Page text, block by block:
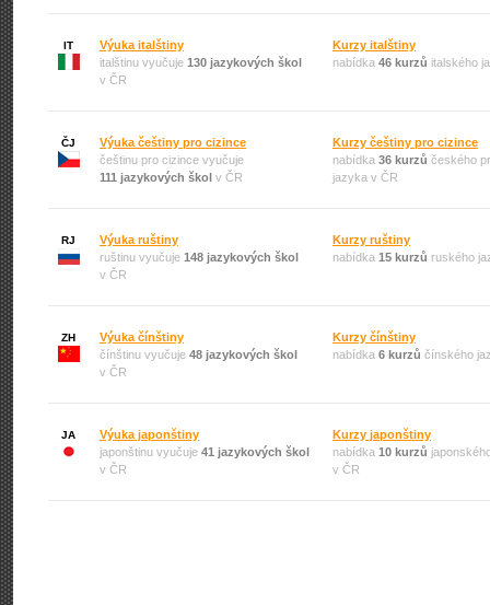
IT
Výuka italštiny
italštinu vyučuje 130 jazykových škol
v ČR
Kurzy italštiny
nabídka 46 kurzů italského
ČJ
Výuka češtiny pro cizince
češtinu pro cizince vyučuje
111 jazykových škol v ČR
Kurzy češtiny pro cizince
nabídka 36 kurzů českého
jazyka v ČR
RJ
Výuka ruštiny
ruštinu vyučuje 148 jazykových škol
v ČR
Kurzy ruštiny
nabídka 15 kurzů ruského
ZH
Výuka čínštiny
čínštinu vyučuje 48 jazykových škol
v ČR
Kurzy čínštiny
nabídka 6 kurzů čínského
JA
Výuka japonštiny
japonštinu vyučuje 41 jazykových škol
v ČR
Kurzy japonštiny
nabídka 10 kurzů
v ČR